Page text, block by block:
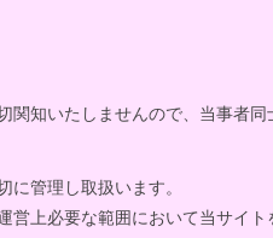
関知いたしませんので、当事者
に管理し取扱います。
営上必要な範囲において当サイ